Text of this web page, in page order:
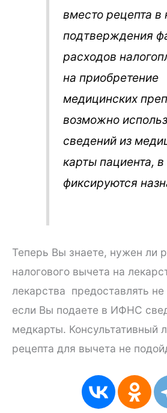
вместо рецепта в
подтверждения
расходов
на приобретение
медицинских
возможно
сведений из
карты пациента, в
фиксируются
Теперь Вы знаете, нужен ли
налогового вычета на
лекарства предоставлять не
если Вы подаете в ИФНС
медкарты. Консультативный
рецепта для вычета не